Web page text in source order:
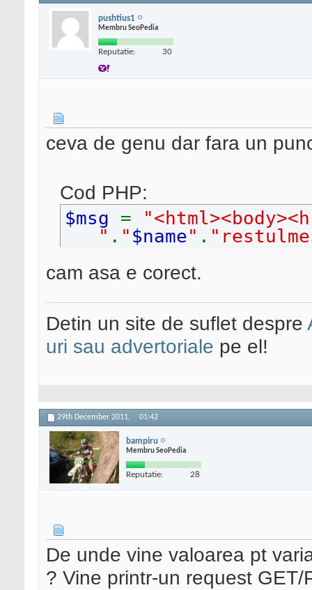
pushtius1
Membru SeoPedia
Reputatie: 30
ceva de genu dar fara un
Cod PHP:
$msg =
" . " $name" .
cam asa e corect.
Detin un site de suflet despre
uri sau advertoriale pe el!
29th December 2011, 01:42
bampiru
Membru SeoPedia
Reputatie: 28
De unde vine valoarea pt
? Vine printr-un request GET/